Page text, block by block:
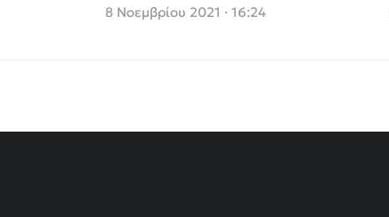
8 Νοεμβρίου 2021 · 16:24